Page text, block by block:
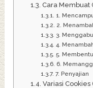
Cara Membuat
1.
2.
3.
4.
5.
6.
7. Penyajian
Variasi